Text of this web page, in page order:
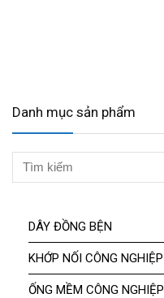
Danh mục sản phẩm
DÂY ĐỒNG BỆN
KHỚP NỐI CÔNG NGHIỆP
ỐNG MỀM CÔNG NGHIỆP